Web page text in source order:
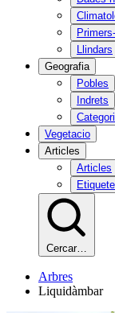
Llindars
Geografia
Pobles
Indrets
Vegetacio
Articles
Articles
Cercar…
Arbres
Liquidàmbar